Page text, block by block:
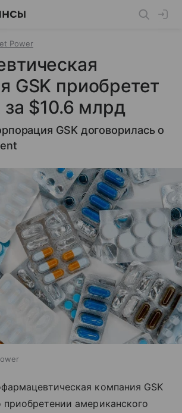
Power
GSK приобретет
$10.6 млрд
GSK договорилась о
компания GSK
приобретении американского